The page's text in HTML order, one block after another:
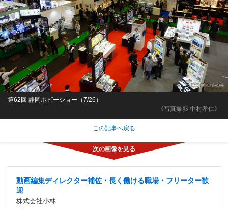
《写真撮影 中村孝仁》
第62回 静岡ホビーショー（7/26）
この記事へ戻る
動画編集ディレクター補佐・長く働ける職場・フリーター歓
迎
株式会社小林